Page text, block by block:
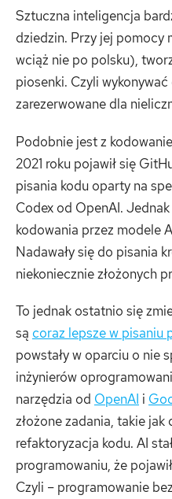
Sztuczna inteligencja
dziedzin. Przy jej pomocy
wciąż nie po polsku),
piosenki. Czyli
zarezerwowane dla
Podobnie jest z
2021 roku pojawił się
pisania kodu oparty na
Codex od OpenAI.
kodowania przez modele
Nadawały się do pisania
niekoniecznie złożonych
To jednak ostatnio się
są coraz lepsze w pisaniu
powstały w oparciu o nie
inżynierów
narzędzia od OpenAI i
złożone zadania, takie
refaktoryzacja kodu. AI
programowaniu, że
Czyli – programowanie